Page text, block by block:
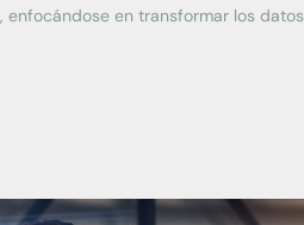
enfocándose en transformar los datos